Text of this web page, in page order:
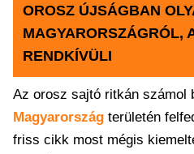
OROSZ ÚJSÁGBAN
MAGYARORSZÁGRÓL,
RENDKÍVÜLI
Az orosz sajtó ritkán számol
Magyarország területén
friss cikk most mégis